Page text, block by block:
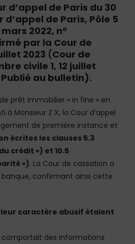
d’appel de Paris du 30
d’appel de Paris, Pôle 5
2022, n°
par la Cour de
2023 (Cour de
civile 1, 12 juillet
Publié au bulletin).
prêt immobilier « in fine » en
à Monsieur Z X, la Cour d’appel
de première instance et
écrites les clauses 5.3
crédit ») et 10.5
»). La Cour de cassation a
confirmant ainsi cette
leur caractère abusif étaient
comportait des informations